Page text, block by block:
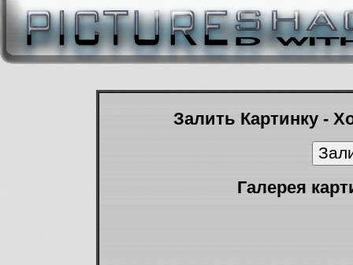
Залить Картинку -
Галерея